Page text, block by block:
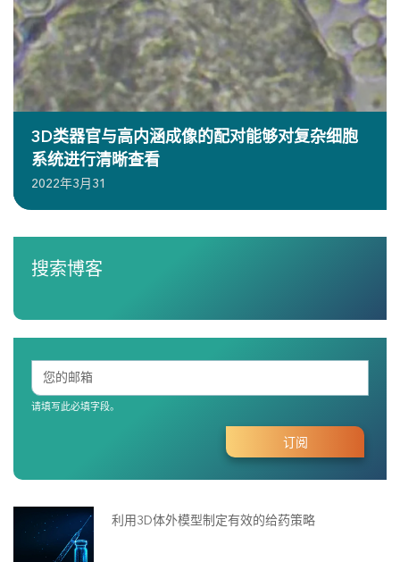
3D类器官与高内涵成像的配对能够对复杂细胞
系统进行清晰查看
2022年3月31
搜索博客
请填写此必填字段。
利用3D体外模型制定有效的给药策略